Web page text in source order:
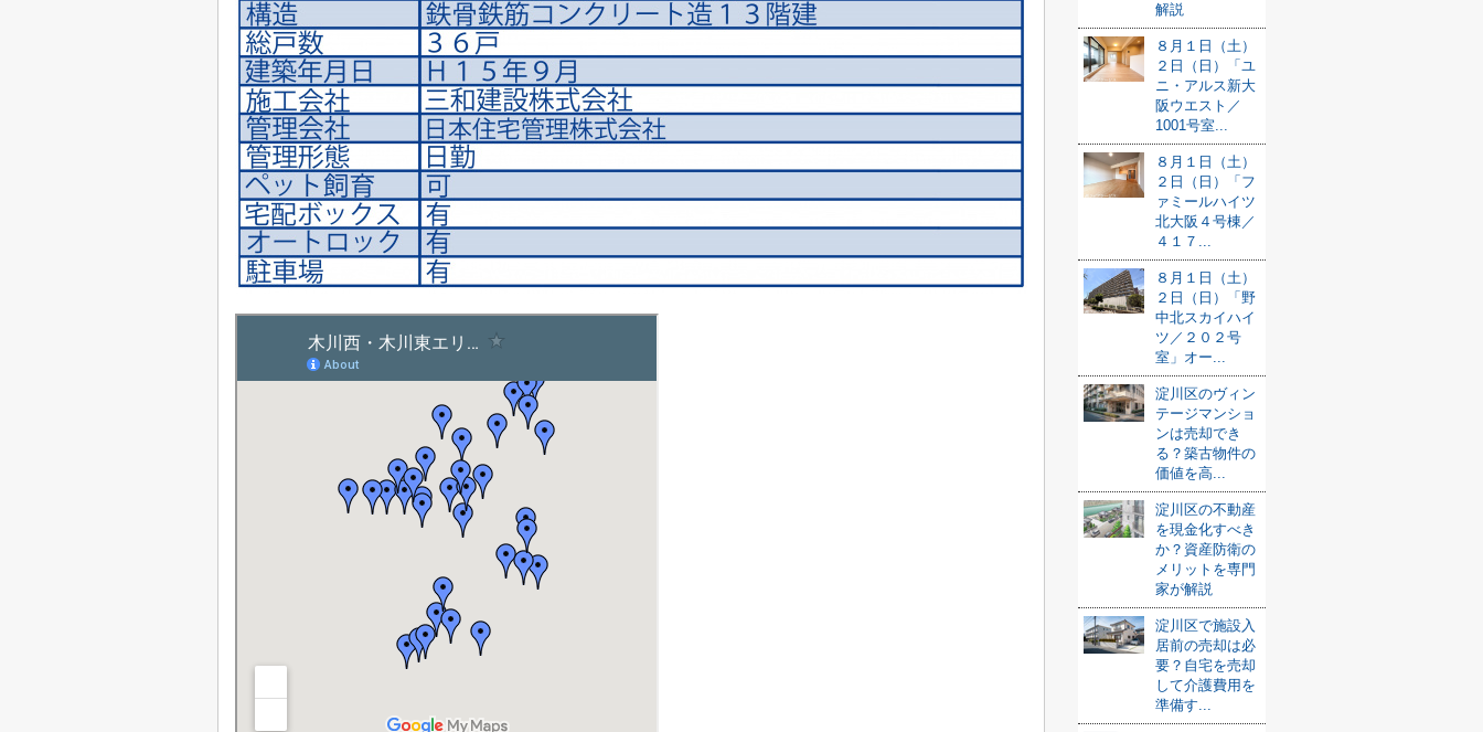
解説
８月１日（土）
２日（日）「ユ
ニ・アルス新大
阪ウエスト／
1001号室...
８月１日（土）
２日（日）「フ
ァミールハイツ
北大阪４号棟／
４１７...
８月１日（土）
２日（日）「野
中北スカイハイ
ツ／２０２号
室」オー...
淀川区のヴィン
テージマンショ
ンは売却でき
る？築古物件の
価値を高...
淀川区の不動産
を現金化すべき
か？資産防衛の
メリットを専門
家が解説
淀川区で施設入
居前の売却は必
要？自宅を売却
して介護費用を
準備す...